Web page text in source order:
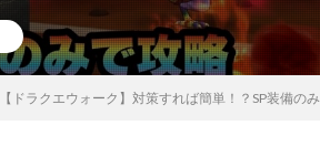
【ドラクエウォーク】対策すれば簡単！？SP装備